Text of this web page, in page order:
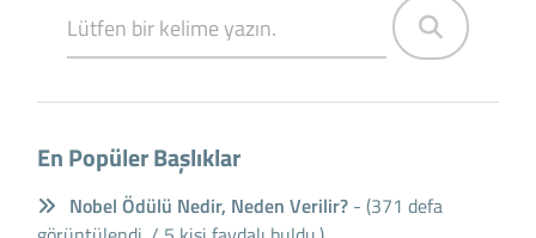
En Popüler Başlıklar
Nobel Ödülü Nedir, Neden Verilir? - (371 defa